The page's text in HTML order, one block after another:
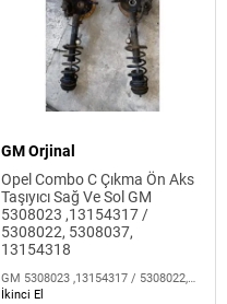
GM Orjinal
Opel Combo C Çıkma Ön Aks
Taşıyıcı Sağ Ve Sol GM
5308023 ,13154317 /
5308022, 5308037,
13154318
GM 5308023 ,13154317 / 5308022,
5308037, 13154318
İkinci El